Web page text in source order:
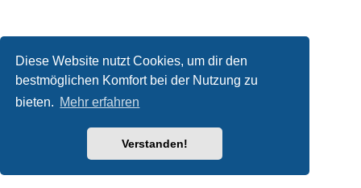
Diese Website nutzt Cookies, um dir den
bestmöglichen Komfort bei der Nutzung zu
bieten. Mehr erfahren
Verstanden!